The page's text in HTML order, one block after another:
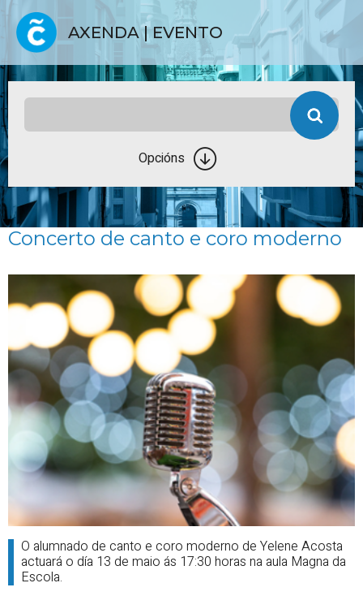
AXENDA | EVENTO
Opcións
Concerto de canto e coro moderno
O alumnado de canto e coro moderno de Yelene Acosta
actuará o día 13 de maio ás 17:30 horas na aula Magna da
Escola.